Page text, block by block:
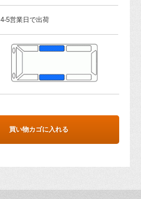
4-5営業日で出荷
買い物カゴに入れる